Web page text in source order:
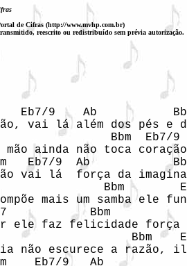
de Cifras (http://www.mvhp.com.br)
reescrito ou redistribuído sem prévia autorização.
Eb7/9    Ab
vai lá além dos pés e
Bbm  Eb7/9
ainda não toca
Eb7/9  Ab
vai lá  força da
Bbm
mais um samba ele
Bbm
ele faz felicidade força
Bbm
não escurece a razão,
Eb7/9   Ab